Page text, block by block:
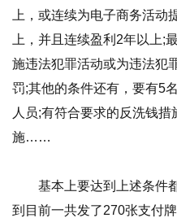
上，或连续为电子商务活动
上，并且连续盈利2年以上;
施违法犯罪活动或为违法犯
罚;其他的条件还有，要有5
人员;有符合要求的反洗钱
施……
基本上要达到上述条件都
到目前一共发了270张支付